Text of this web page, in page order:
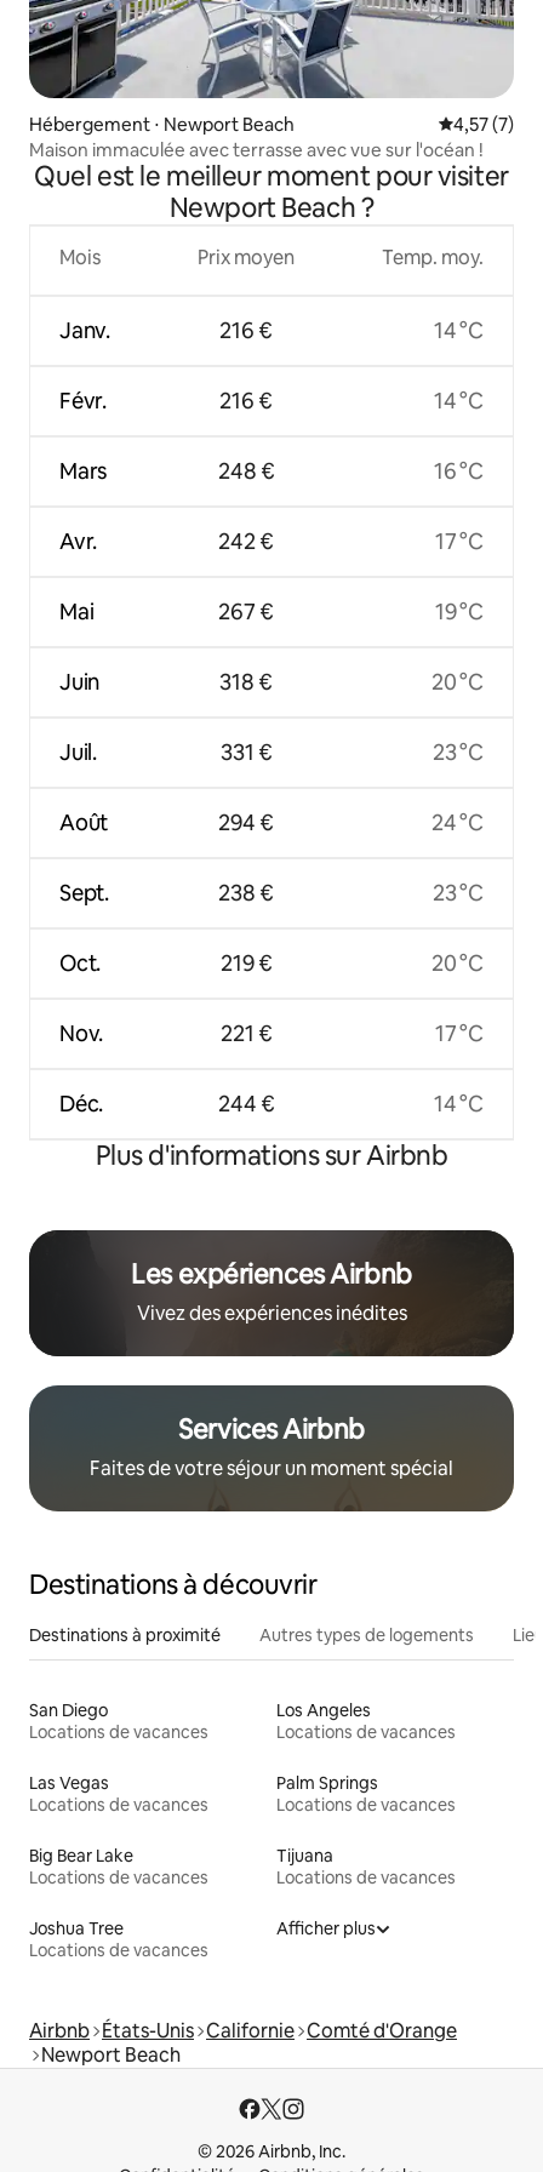
Hébergement ⋅ Newport Beach Évaluation
4,57 (7)
Maison immaculée avec terrasse avec vue sur l'océan !
Quel est le meilleur moment pour visiter
Newport Beach ?
Mois
Janv.
Févr.
Mars
Avr.
Mai
Juin
Juil.
Août
Sept.
Oct.
Nov.
Déc.
Prix moyen
216 €
216 €
248 €
242 €
267 €
318 €
331 €
294 €
238 €
219 €
221 €
244 €
Temp. moy.
14 °C
14 °C
16 °C
17 °C
19 °C
20 °C
23 °C
24 °C
23 °C
20 °C
17 °C
14 °C
Plus d'informations sur Airbnb
Les expériences Airbnb
Vivez des expériences inédites
Services Airbnb
Faites de votre séjour un moment spécial
Destinations à découvrir
Destinations à proximité Autres types de logements
San Diego
Locations de vacances
Los Angeles
Locations de vacances
Las Vegas
Locations de vacances
Palm Springs
Locations de vacances
Big Bear Lake
Locations de vacances
Tijuana
Locations de vacances
Joshua Tree
Locations de vacances
Afficher plus
Airbnb États-Unis Californie Comté d'Orange
Newport Beach
© 2026 Airbnb, Inc.